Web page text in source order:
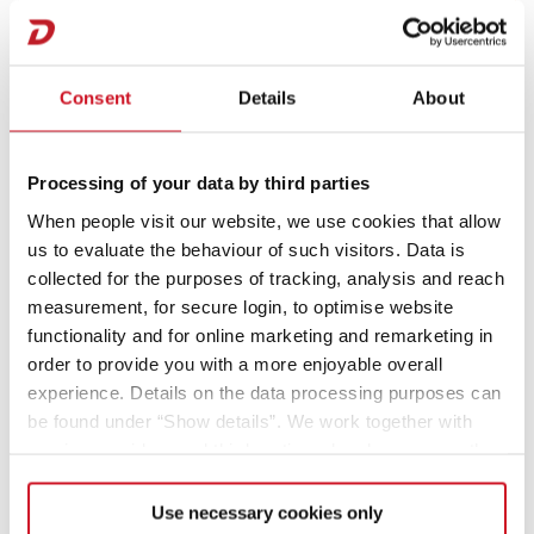
Consent Details About
Processing of your data by third parties
When people visit our website, we use cookies that allow
us to evaluate the behaviour of such visitors. Data is
collected for the purposes of tracking, analysis and reach
measurement, for secure login, to optimise website
functionality and for online marketing and remarketing in
order to provide you with a more enjoyable overall
experience. Details on the data processing purposes can
be found under “Show details”. We work together with
data for their own purposes and merge it with other data if
necessary. If you click the “Allow cookies” button or
Use necessary cookies only
Bienenprojekt mit BeeFuture
Nicht nur in unseren Produktionshallen wird fleißig
gearbeitet. Nur wenige Meter weiter haben 60.000 neue,
vorwiegend weibliche Arbeitskräfte ihr Tätigkeitsfeld
gefunden. Gleich zwei Bienenstaaten sind hier
BeeFuture betreut.